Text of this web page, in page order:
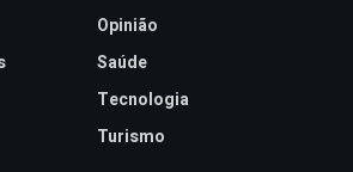
Opinião
Saúde
Tecnologia
Turismo